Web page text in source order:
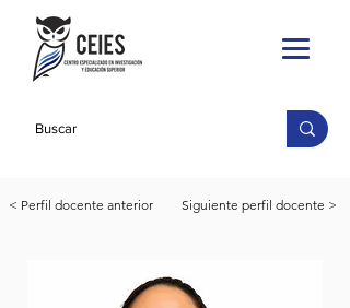
< Perfil docente anterior Siguiente perfil docente >